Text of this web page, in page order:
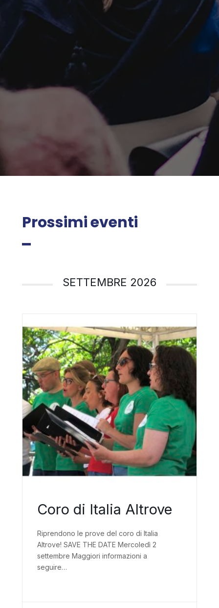
Prossimi eventi
SETTEMBRE 2026
Coro di Italia Altrove
Riprendono le prove del coro di Italia
Altrove! SAVE THE DATE Mercoledì 2
settembre Maggiori informazioni a
seguire…